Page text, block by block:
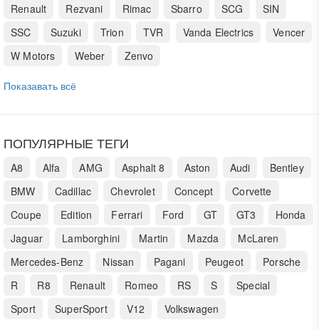
Renault
Rezvani Rimac Sbarro SCG
SIN
SSC
Suzuki Trion TVR Vanda Electrics
Vencer
W Motors
Weber Zenvo
Показавать всё
ПОПУЛЯРНЫЕ ТЕГИ
A8 Alfa AMG Asphalt 8 Aston Audi
Bentley
BMW
Cadillac Chevrolet Concept
Corvette
Coupe
Edition Ferrari Ford GT GT3
Honda
Jaguar
Lamborghini Martin Mazda
McLaren
Mercedes-Benz
Nissan Pagani Peugeot
Porsche
R
R8 Renault Romeo RS S
Special
Sport
SuperSport V12 Volkswagen